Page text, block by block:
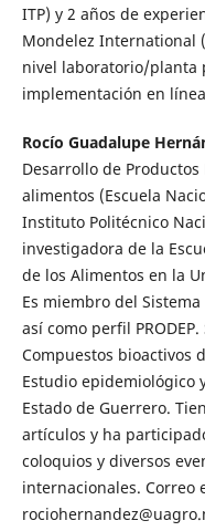
ITP) y 2 años de
Mondelez International
nivel laboratorio/planta
implementación en
Rocío Guadalupe
Desarrollo de
alimentos (Escuela
Instituto Politécnico
investigadora de la
de los Alimentos en la
Es miembro del
así como perfil
Compuestos bioactivos
Estudio epidemiológico
Estado de Guerrero.
artículos y ha
coloquios y diversos
internacionales. Correo